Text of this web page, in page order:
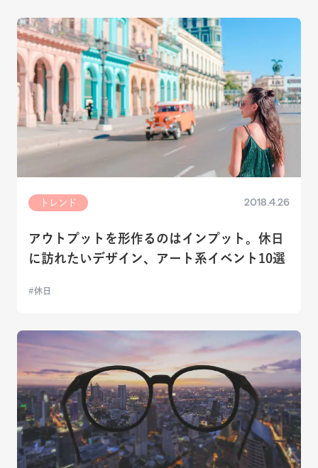
トレンド 2018.4.26
アウトプットを形作るのはインプット。休日
に訪れたいデザイン、アート系イベント10選
休日